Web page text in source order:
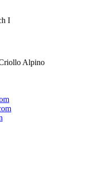
I
Alpino